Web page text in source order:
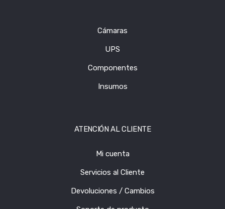
Cámaras
UPS
Componentes
Insumos
ATENCIÓN AL CLIENTE
Mi cuenta
Servicios al Cliente
Devoluciones / Cambios